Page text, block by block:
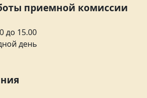
приемной комиссии
до 15.00
день